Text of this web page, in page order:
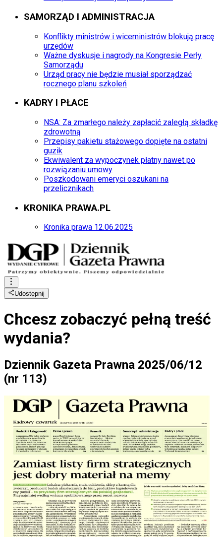
SAMORZĄD I ADMINISTRACJA
Konflikty ministrów i wiceministrów blokują pracę
urzędów
Ważne dyskusje i nagrody na Kongresie Perły
Samorządu
Urząd pracy nie będzie musiał sporządzać
rocznego planu szkoleń
KADRY I PŁACE
NSA: Za zmarłego należy zapłacić zaległą składkę
zdrowotną
Przepisy pakietu stażowego dopięte na ostatni
guzik
Ekwiwalent za wypoczynek płatny nawet po
rozwiązaniu umowy
Poszkodowani emeryci oszukani na
przelicznikach
KRONIKA PRAWA.PL
Kronika prawa 12.06.2025
Udostępnij
Chcesz zobaczyć pełną treść
wydania?
Dziennik Gazeta Prawna 2025/06/12
(nr 113)